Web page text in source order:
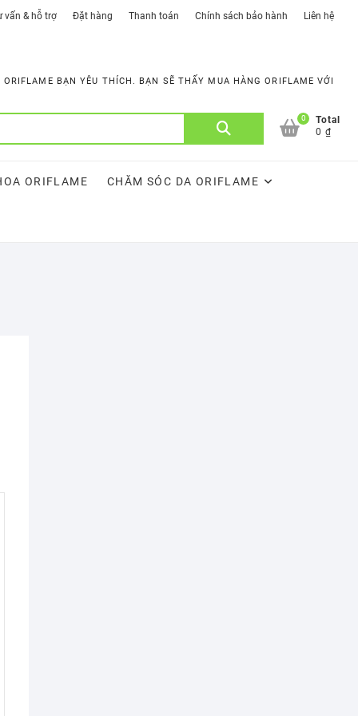
vấn & hỗ trợ Đặt hàng Thanh toán Chính sách bảo hành Liên hệ
BẠN YÊU THÍCH. BẠN SẼ THẤY MUA HÀNG ORIFLAME VỚI
0
Total
0 ₫
ORIFLAME CHĂM SÓC DA ORIFLAME